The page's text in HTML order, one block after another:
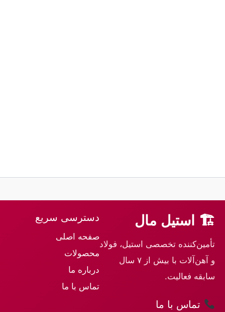
🏗 استیل مال
تأمین‌کننده تخصصی استیل، فولاد
و آهن‌آلات با بیش از ۷ سال
سابقه فعالیت.
دسترسی سریع
صفحه اصلی
محصولات
درباره ما
تماس با ما
تماس با ما